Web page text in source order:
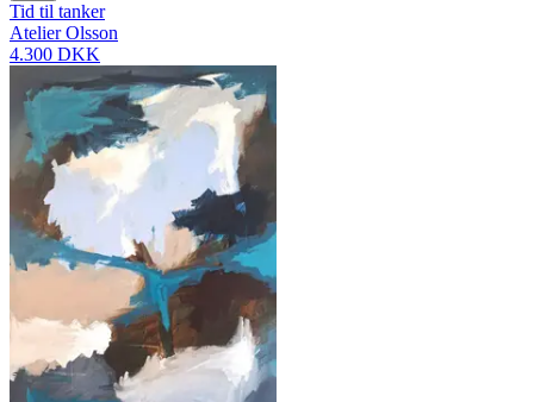
Tid til tanker
Atelier Olsson
4.300 DKK